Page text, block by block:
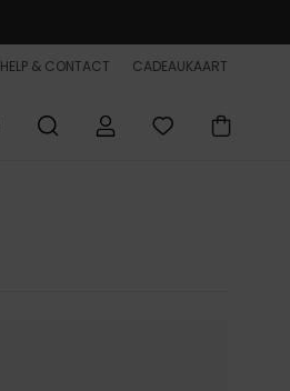
HELP & CONTACT CADEAUKAART